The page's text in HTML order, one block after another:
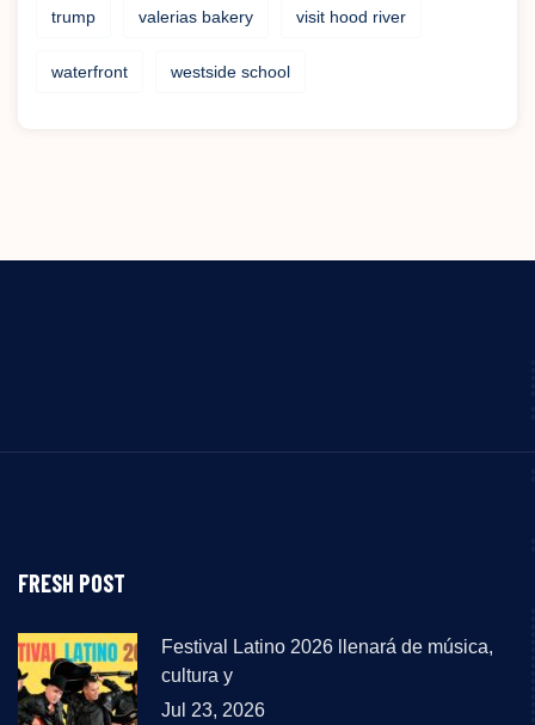
trump valerias bakery visit hood river
waterfront westside school
FRESH POST
Festival Latino 2026 llenará de música,
cultura y
Jul 23, 2026